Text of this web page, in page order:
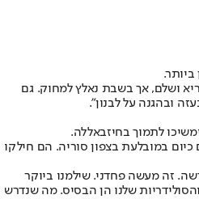
ושלם, אך בשבת נאלץ למחוק. גם
ובהגנה על לבנון".
לתמוך בחיזבאללה.
במובלעת בצפון סוריה. הם חילקו
זה מעשה פחדני. שילמנו ביוקר
שלנו הן הבסיס. מה שנדרש